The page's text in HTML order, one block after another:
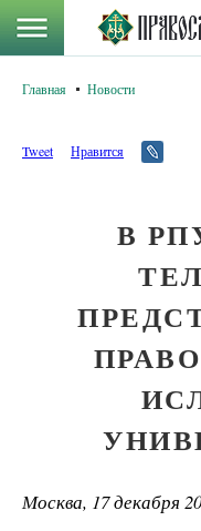
Главная Новости
Tweet Нравится
В
Москва, 17 декабря